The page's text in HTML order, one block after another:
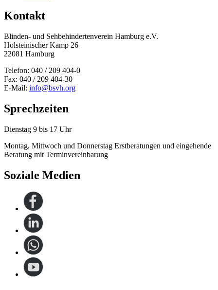
Kontakt
Blinden- und Sehbehinderten­verein Hamburg e.V.
Holsteinischer Kamp 26
22081 Hamburg
Telefon: 040 / 209 404-0
Fax: 040 / 209 404-30
E-Mail: info@bsvh.org
Sprechzeiten
Dienstag 9 bis 17 Uhr
Montag, Mittwoch und Donnerstag Erstberatungen und eingehende
Beratung mit Terminvereinbarung
Soziale Medien